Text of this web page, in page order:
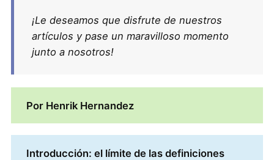
¡Le deseamos que disfrute de nuestros
artículos y pase un maravilloso momento
junto a nosotros!
Por Henrik Hernandez
Introducción: el límite de las definiciones